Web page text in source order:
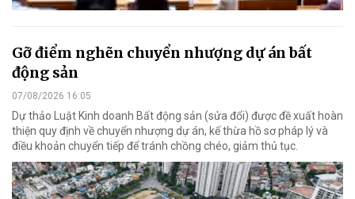
Gỡ điểm nghẽn chuyển nhượng dự án bất
động sản
07/08/2026 16:05
Dự thảo Luật Kinh doanh Bất động sản (sửa đổi) được đề xuất hoàn
thiện quy định về chuyển nhượng dự án, kế thừa hồ sơ pháp lý và
điều khoản chuyển tiếp để tránh chồng chéo, giảm thủ tục.